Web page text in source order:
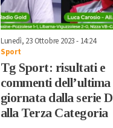
Lunedì, 23 Ottobre 2023 - 14:24
Sport
Tg Sport: risultati e
commenti dell’ultima
giornata dalla serie D
alla Terza Categoria